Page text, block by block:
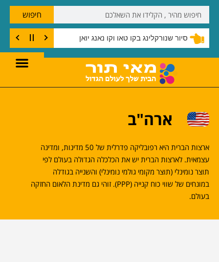
סיור שנורקלינג בקו טאו וקו נאנג יואן
חיפוש
ארה"ב
ארצות הברית היא רפובליקה פדרלית של 50 מדינות, ומדינה
עצמאית. לארצות הברית יש את הכלכלה הגדולה בעולם לפי
תוצר נומינלי (תוצר מקומי גולמי נומינלי) והשנייה בגודלה
במונחים של שווי כוח קנייה (PPP). זוהי גם מדינת הלאום החזקה
בעולם.